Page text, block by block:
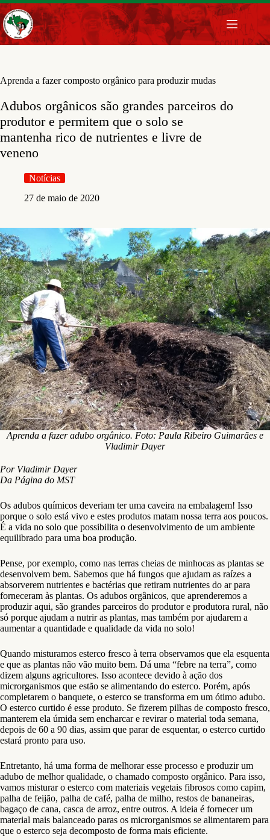
Pular
para
o
conteúdo
Aprenda a fazer composto orgânico para produzir mudas
Adubos orgânicos são grandes parceiros do
produtor e permitem que o solo se
mantenha rico de nutrientes e livre de
veneno
Notícias
27 de maio de 2020
Aprenda a fazer adubo orgânico. Foto: Paula Ribeiro Guimarães e
Vladimir Dayer
Por Vladimir Dayer
Da Página do MST
Os adubos químicos deveriam ter uma caveira na embalagem! Isso
porque o solo está vivo e estes produtos matam nossa terra aos poucos.
É a vida no solo que possibilita o desenvolvimento de um ambiente
equilibrado para uma boa produção.
Pense, por exemplo, como nas terras cheias de minhocas as plantas se
desenvolvem bem. Sabemos que há fungos que ajudam as raízes a
absorverem nutrientes e bactérias que retiram nutrientes do ar para
forneceram às plantas. Os adubos orgânicos, que aprenderemos a
produzir aqui, são grandes parceiros do produtor e produtora rural, não
só porque ajudam a nutrir as plantas, mas também por ajudarem a
aumentar a quantidade e qualidade da vida no solo!
Quando misturamos esterco fresco à terra observamos que ela esquenta
e que as plantas não vão muito bem. Dá uma “febre na terra”, como
dizem alguns agricultores. Isso acontece devido à ação dos
microrganismos que estão se alimentando do esterco. Porém, após
completarem o banquete, o esterco se transforma em um ótimo adubo.
O esterco curtido é esse produto. Se fizerem pilhas de composto fresco,
manterem ela úmida sem encharcar e revirar o material toda semana,
depois de 60 a 90 dias, assim que parar de esquentar, o esterco curtido
estará pronto para uso.
Entretanto, há uma forma de melhorar esse processo e produzir um
adubo de melhor qualidade, o chamado composto orgânico. Para isso,
vamos misturar o esterco com materiais vegetais fibrosos como capim,
palha de feijão, palha de café, palha de milho, restos de bananeiras,
bagaço de cana, casca de arroz, entre outros. A ideia é fornecer um
material mais balanceado paras os microrganismos se alimentarem para
que o esterco seja decomposto de forma mais eficiente.